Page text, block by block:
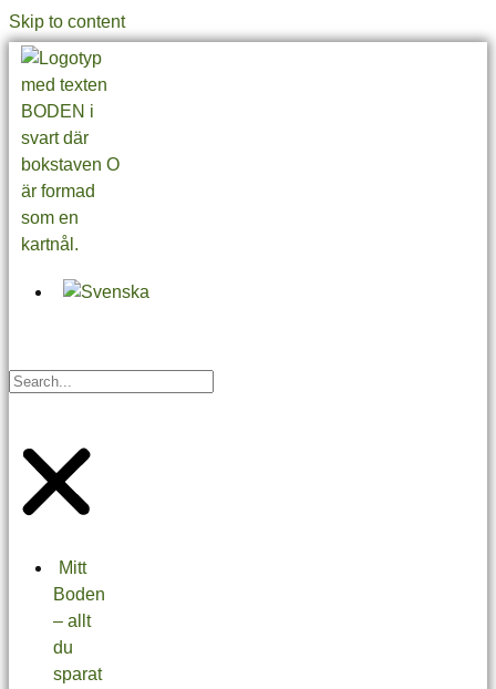
Skip to content
Mitt
Boden
– allt
du
sparat